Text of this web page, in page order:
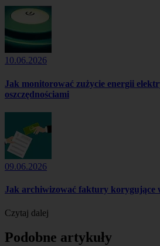
10.06.2026
Jak monitorować zużycie energii
oszczędnościami
09.06.2026
Jak archiwizować faktury korygujące
Czytaj dalej
Podobne artykuły